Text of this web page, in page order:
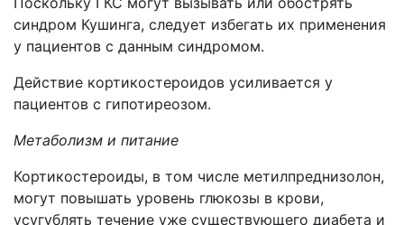
синдром Кушинга, следует избегать их применения
у пациентов с данным синдромом.
Действие кортикостероидов усиливается у
пациентов с гипотиреозом.
Метаболизм и питание
Кортикостероиды, в том числе метилпреднизолон,
могут повышать уровень глюкозы в крови,
усугублять течение уже существующего диабета и